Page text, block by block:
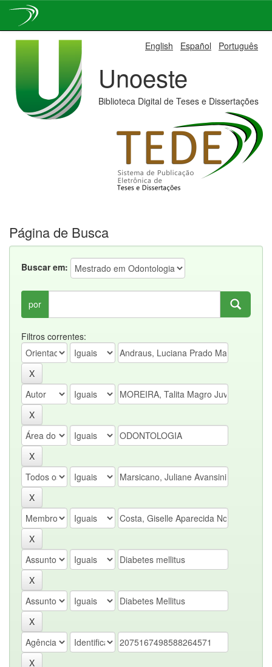
English Español Português
Unoeste
Biblioteca Digital de Teses e Dissertações
Página de Busca
Buscar em:
por
Filtros correntes: